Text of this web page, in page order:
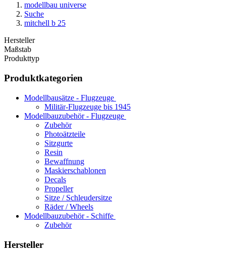
modellbau universe
Suche
mitchell b 25
Hersteller
Maßstab
Produkttyp
Produktkategorien
Modellbausätze - Flugzeuge
Militär-Flugzeuge bis 1945
Modellbauzubehör - Flugzeuge
Zubehör
Photoätzteile
Sitzgurte
Resin
Bewaffnung
Maskierschablonen
Decals
Propeller
Sitze / Schleudersitze
Räder / Wheels
Modellbauzubehör - Schiffe
Zubehör
Hersteller